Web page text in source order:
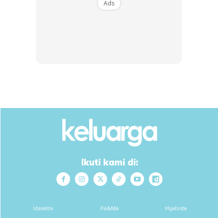
Ads
Ikuti kami di:
Ideaktiv Pa&Ma Hijabista